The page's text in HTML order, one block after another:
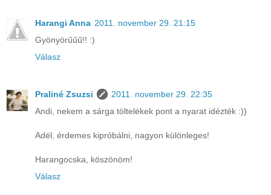
Harangi Anna 2011. november 29. 21:15
Gyönyörűűű!! :)
Válasz
Praliné Zsuzsi
2011. november 29. 22:35
Andi, nekem a sárga töltelékek pont a nyarat idézték :))
Adél, érdemes kipróbálni, nagyon különleges!
Harangocska, köszönöm!
Válasz